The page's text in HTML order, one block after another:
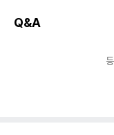
Q&A